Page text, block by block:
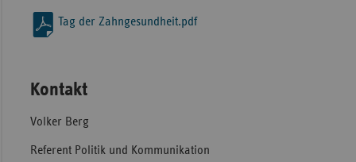
Tag der Zahngesundheit.pdf
Kontakt
Volker Berg
Referent Politik und Kommunikation